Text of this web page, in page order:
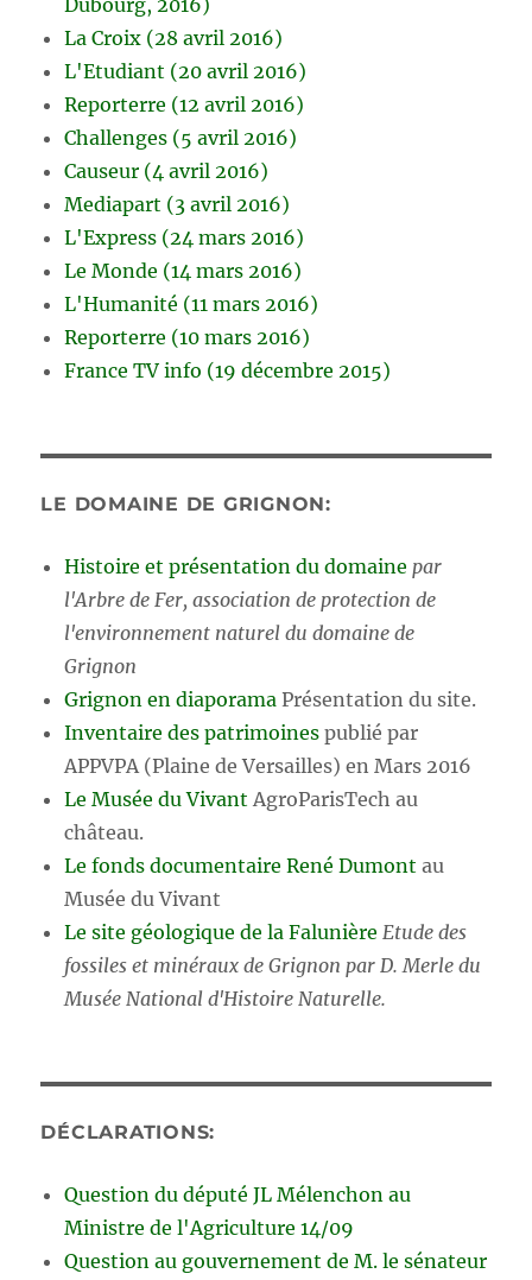
La Croix (28 avril 2016)
L'Etudiant (20 avril 2016)
Reporterre (12 avril 2016)
Challenges (5 avril 2016)
Causeur (4 avril 2016)
Mediapart (3 avril 2016)
L'Express (24 mars 2016)
Le Monde (14 mars 2016)
L'Humanité (11 mars 2016)
Reporterre (10 mars 2016)
France TV info (19 décembre 2015)
LE DOMAINE DE GRIGNON:
Histoire et présentation du domaine par
l'Arbre de Fer, association de protection de
l'environnement naturel du domaine de
Grignon
Grignon en diaporama Présentation du site.
Inventaire des patrimoines publié par
APPVPA (Plaine de Versailles) en Mars 2016
Le Musée du Vivant AgroParisTech au
château.
Le fonds documentaire René Dumont au
Musée du Vivant
Le site géologique de la Falunière Etude des
fossiles et minéraux de Grignon par D. Merle du
Musée National d'Histoire Naturelle.
DÉCLARATIONS:
Question du député JL Mélenchon au
Ministre de l'Agriculture 14/09
Question au gouvernement de M. le sénateur